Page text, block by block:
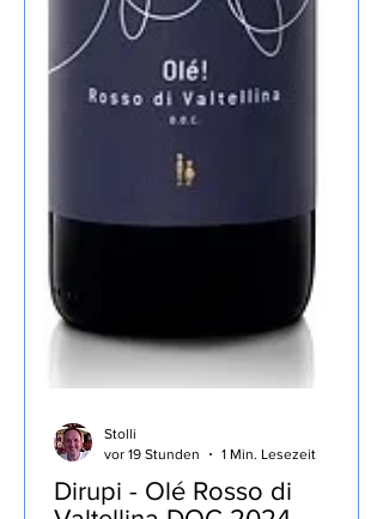
vor 19 Stunden
1 Min. Lesezeit